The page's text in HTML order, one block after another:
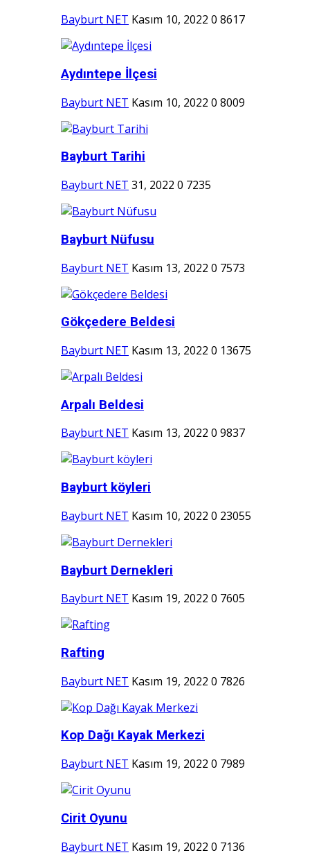
Bayburt NET Kasım 10, 2022 0 8617
Aydıntepe İlçesi
Bayburt NET Kasım 10, 2022 0 8009
Bayburt Tarihi
Bayburt NET 31, 2022 0 7235
Bayburt Nüfusu
Bayburt NET Kasım 13, 2022 0 7573
Gökçedere Beldesi
Bayburt NET Kasım 13, 2022 0 13675
Arpalı Beldesi
Bayburt NET Kasım 13, 2022 0 9837
Bayburt köyleri
Bayburt NET Kasım 10, 2022 0 23055
Bayburt Dernekleri
Bayburt NET Kasım 19, 2022 0 7605
Rafting
Bayburt NET Kasım 19, 2022 0 7826
Kop Dağı Kayak Merkezi
Bayburt NET Kasım 19, 2022 0 7989
Cirit Oyunu
Bayburt NET Kasım 19, 2022 0 7136